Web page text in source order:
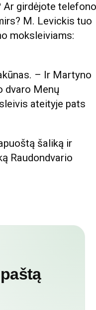
Ar girdėjote telefono
M. Levickis tuo
moksleiviams:
– Ir Martyno
dvaro Menų
ateityje pats
šaliką ir
Raudondvario